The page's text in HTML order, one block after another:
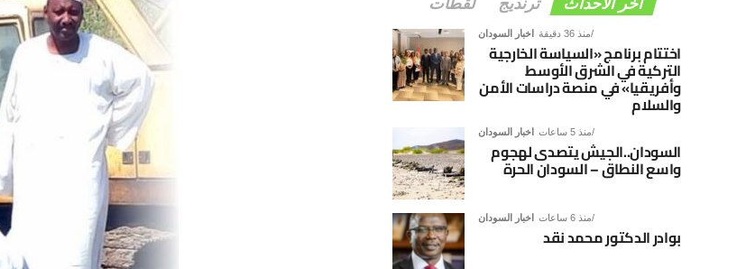
اخبار السودان منذ 36 دقيقة
اختتام برنامج «السياسة الخارجية
التركية في الشرق الأوسط
وأفريقيا» في منصة دراسات الأمن
والسلام
اخبار السودان منذ 5 ساعات
السودان..الجيش يتصدى لهجوم
واسع النطاق – السودان الحرة
اخبار السودان منذ 6 ساعات
بوادر الدكتور محمد نقد